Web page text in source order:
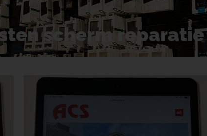
scherm reparatie